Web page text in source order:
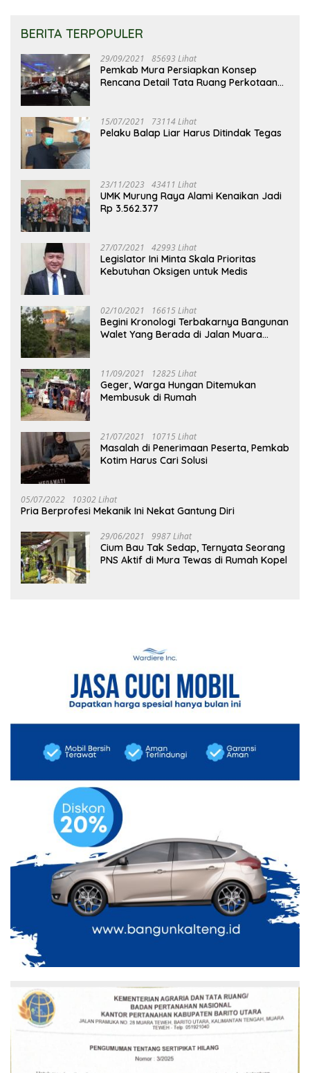
BERITA TERPOPULER
29/09/2021 85693 Lihat
Pemkab Mura Persiapkan Konsep
Rencana Detail Tata Ruang Perkotaan
15/07/2021 73114 Lihat
Pelaku Balap Liar Harus Ditindak Tegas
23/11/2023 43411 Lihat
UMK Murung Raya Alami Kenaikan Jadi
Rp 3.562.377
27/07/2021 42993 Lihat
Legislator Ini Minta Skala Prioritas
Kebutuhan Oksigen untuk Medis
02/10/2021 16615 Lihat
Begini Kronologi Terbakarnya Bangunan
Walet Yang Berada di Jalan Muara
11/09/2021 12825 Lihat
Geger, Warga Hungan Ditemukan
Membusuk di Rumah
21/07/2021 10715 Lihat
Masalah di Penerimaan Peserta, Pemkab
Kotim Harus Cari Solusi
05/07/2022 10302 Lihat
Pria Berprofesi Mekanik Ini Nekat Gantung Diri
29/06/2021 9987 Lihat
Cium Bau Tak Sedap, Ternyata Seorang
PNS Aktif di Mura Tewas di Rumah Kopel